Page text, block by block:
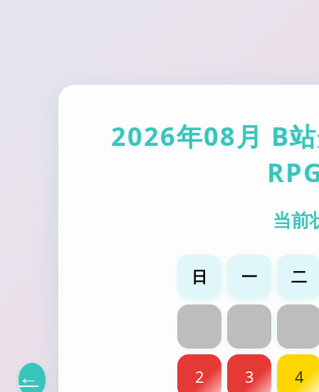
←
2026年08月 B
当前
日 一 二
2 3 4